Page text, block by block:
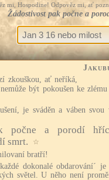
mi, Hospodine! Odpověz mi, ať
Žádostivost pak počne a
zkouškou, ať neříká,
být pokoušen ke zlému
je sváděn a váben svou
počne a porodí
smrt.
☆
bratří!
dokonalé obdarování´ je
světel. U něho není